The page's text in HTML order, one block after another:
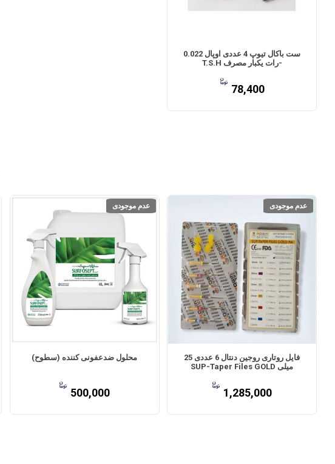
ست باکال تیوپ 4 عددی اوپال 0.022
-رات یکبار مصرف T.S.H
78,400
عدم موجودی
فایل روتاری روجین دنتال 6 عددی 25
میلی SUP-Taper Files GOLD
1,285,000
عدم موجودی
محلول ضدعفونی کننده (سطوح)
500,000